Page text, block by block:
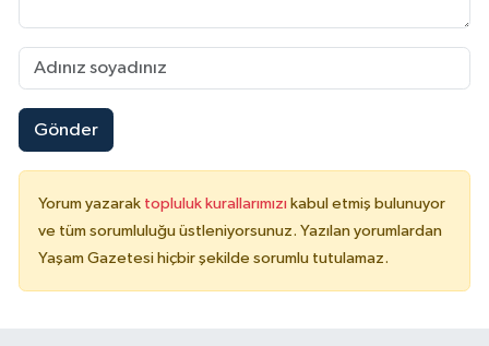
Gönder
Yorum yazarak topluluk kurallarımızı kabul etmiş bulunuyor
ve tüm sorumluluğu üstleniyorsunuz. Yazılan yorumlardan
Yaşam Gazetesi hiçbir şekilde sorumlu tutulamaz.